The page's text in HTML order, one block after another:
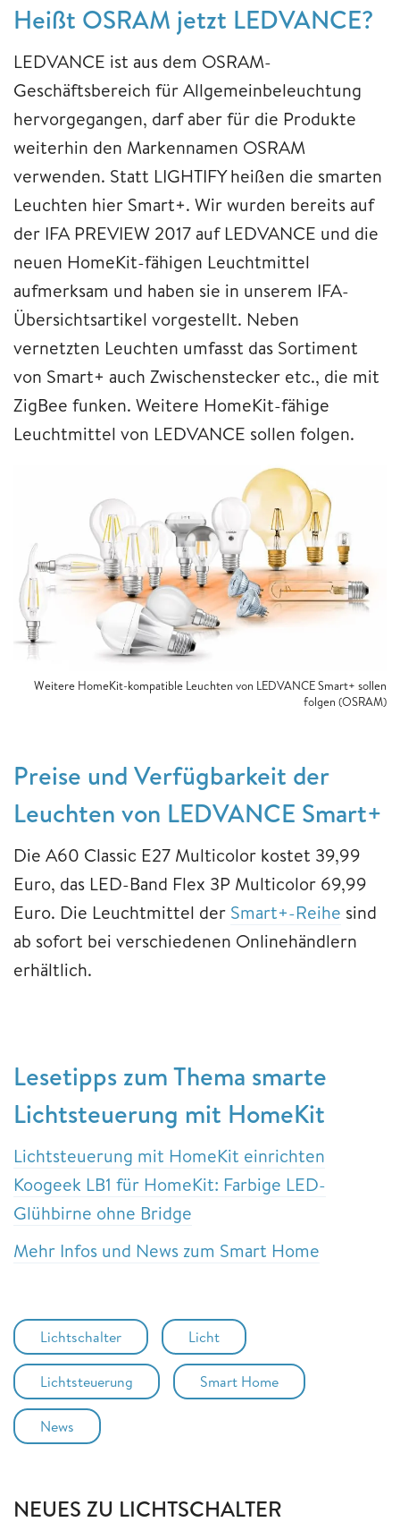
Heißt OSRAM jetzt LEDVANCE?
LEDVANCE ist aus dem OSRAM-
Geschäftsbereich für Allgemeinbeleuchtung
hervorgegangen, darf aber für die Produkte
weiterhin den Markennamen OSRAM
verwenden. Statt LIGHTIFY heißen die smarten
Leuchten hier Smart+. Wir wurden bereits auf
der IFA PREVIEW 2017 auf LEDVANCE und die
neuen HomeKit-fähigen Leuchtmittel
aufmerksam und haben sie in unserem IFA-
Übersichtsartikel vorgestellt. Neben
vernetzten Leuchten umfasst das Sortiment
von Smart+ auch Zwischenstecker etc., die mit
ZigBee funken. Weitere HomeKit-fähige
Leuchtmittel von LEDVANCE sollen folgen.
Weitere HomeKit-kompatible Leuchten von LEDVANCE Smart+ sollen
folgen (OSRAM)
Preise und Verfügbarkeit der
Leuchten von LEDVANCE Smart+
Die A60 Classic E27 Multicolor kostet 39,99
Euro, das LED-Band Flex 3P Multicolor 69,99
Euro. Die Leuchtmittel der Smart+-Reihe sind
ab sofort bei verschiedenen Onlinehändlern
erhältlich.
Lesetipps zum Thema smarte
Lichtsteuerung mit HomeKit
Lichtsteuerung mit HomeKit einrichten
Koogeek LB1 für HomeKit: Farbige LED-
Glühbirne ohne Bridge
Mehr Infos und News zum Smart Home
Lichtschalter Licht
Lichtsteuerung Smart Home
News
NEUES ZU LICHTSCHALTER